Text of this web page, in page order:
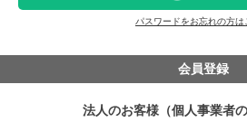
パスワードをお忘れの方は
会員登録
法人のお客様（個人事業者の